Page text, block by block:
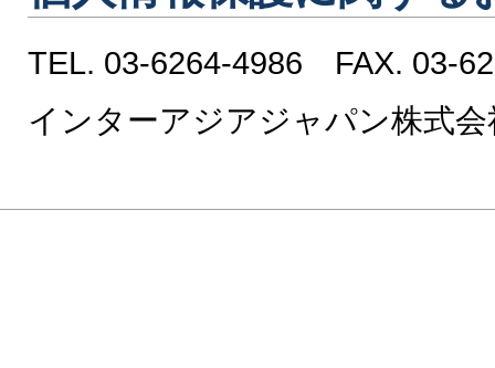
TEL. 03-6264-4986 FAX. 03-
インターアジアジャパン株式